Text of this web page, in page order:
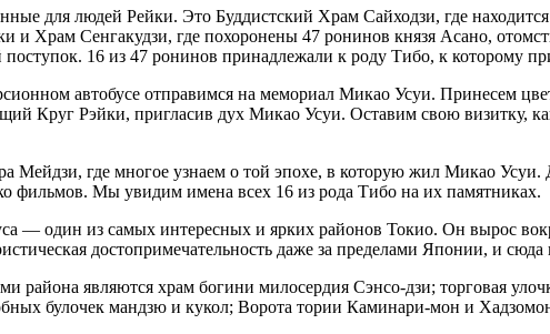
для людей Рейки. Это Буддистский Храм Сайходзи, где
и Храм Сенгакудзи, где похоронены 47 ронинов князя Асано,
поступок. 16 из 47 ронинов принадлежали к роду Тибо, к которому
автобусе отправимся на мемориал Микао Усуи. Принесем
Круг Рэйки, пригласив дух Микао Усуи. Оставим свою визитку,
Мейдзи, где многое узнаем о той эпохе, в которую жил Микао
фильмов. Мы увидим имена всех 16 из рода Тибо на их памятниках.
— один из самых интересных и ярких районов Токио. Он вырос
достопримечательность даже за пределами Японии, и
района являются храм богини милосердия Сэнсо-дзи; торговая
булочек мандзю и кукол; Ворота тории Каминари-мон и